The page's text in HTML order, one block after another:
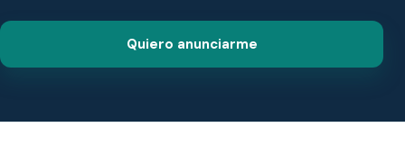
Quiero anunciarme